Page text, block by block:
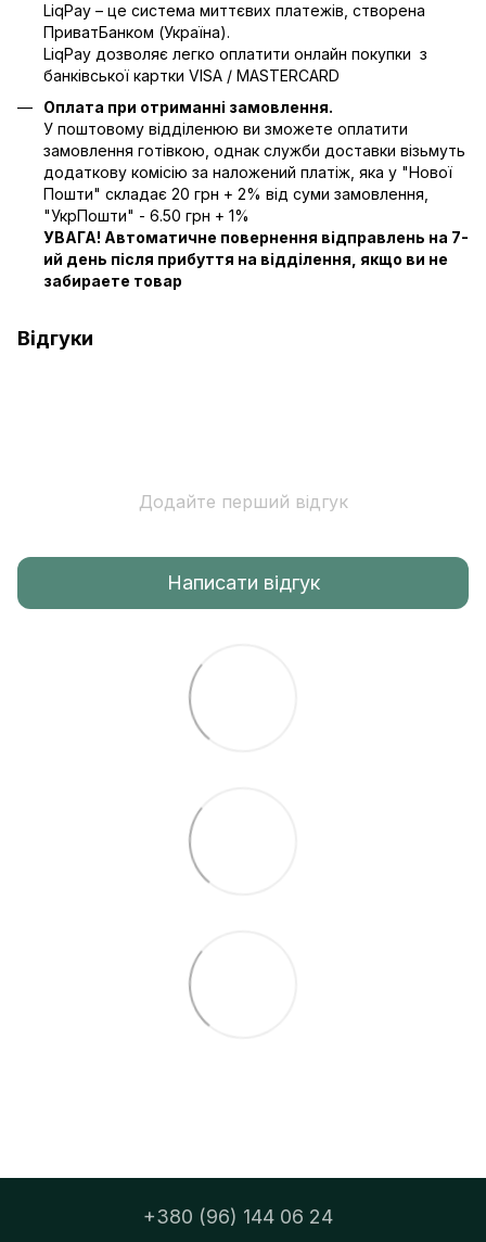
LiqPay – це система миттєвих платежів, створена
ПриватБанком (Україна).
LiqPay дозволяє легко оплатити онлайн покупки з
банківської картки VISA / MASTERCARD
Оплата при отриманні замовлення.
У поштовому відділенюю ви зможете оплатити
замовлення готівкою, однак служби доставки візьмуть
додаткову комісію за наложений платіж, яка у "Нової
Пошти" складає 20 грн + 2% від суми замовлення,
"УкрПошти" - 6.50 грн + 1%
УВАГА! Автоматичне повернення відправлень на 7-
ий день після прибуття на відділення, якщо ви не
забираете товар
Відгуки
Додайте перший відгук
Написати відгук
+380 (96) 144 06 24